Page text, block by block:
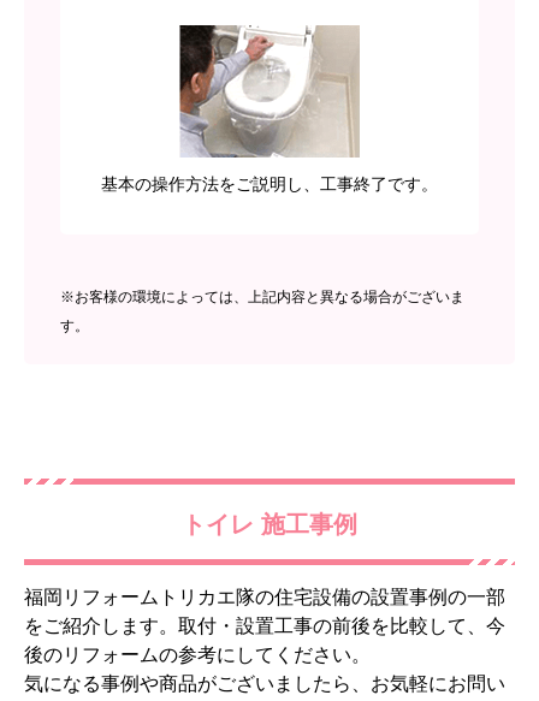
基本の操作方法をご説明し、工事終了です。
※お客様の環境によっては、上記内容と異なる場合がございま
す。
トイレ 施工事例
福岡リフォームトリカエ隊の住宅設備の設置事例の一部
をご紹介します。取付・設置工事の前後を比較して、今
後のリフォームの参考にしてください。
気になる事例や商品がございましたら、お気軽にお問い